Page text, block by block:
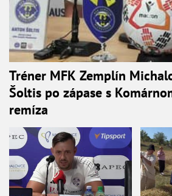
Tréner MFK Zemplín
Šoltis po zápase s
remíza